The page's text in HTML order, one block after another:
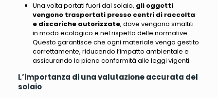
Una volta portati fuori dal solaio, gli oggetti
vengono trasportati presso centri di raccolta
e discariche autorizzate, dove vengono smaltiti
in modo ecologico e nel rispetto delle normative.
Questo garantisce che ogni materiale venga gestito
correttamente, riducendo l’impatto ambientale e
assicurando la piena conformità alle leggi vigenti.
L’importanza di una valutazione accurata del
solaio